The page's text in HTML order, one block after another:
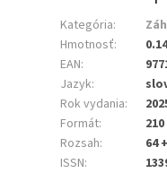
Kategória:
Hmotnosť:
EAN:
Jazyk:
Rok vydania:
Formát:
Rozsah:
64
ISSN: